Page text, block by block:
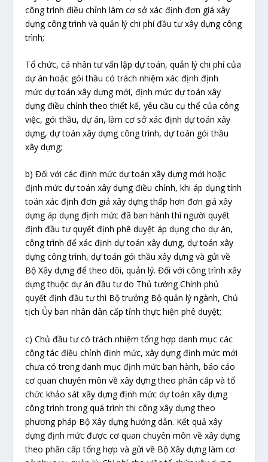
công trình điều chỉnh làm cơ sở xác định đơn giá xây
dựng công trình và quản lý chi phí đầu tư xây dựng công
trình;
Tổ chức, cá nhân tư vấn lập dự toán, quản lý chi phí của
dự án hoặc gói thầu có trách nhiệm xác định định
mức dự toán xây dựng mới, định mức dự toán xây
dựng điều chỉnh theo thiết kế, yêu cầu cụ thể của công
việc, gói thầu, dự án, làm cơ sở xác định dự toán xây
dựng, dự toán xây dựng công trình, dự toán gói thầu
xây dựng;
b)Đối với các định mức dự toán xây dựng mới hoặc
định mức dự toán xây dựng điều chỉnh, khi áp dụng tính
toán xác định đơn giá xây dựng thấp hơn đơn giá xây
dựng áp dụng định mức đã ban hành thì người quyết
định đầu tư quyết định phê duyệt áp dụng cho dự án,
công trình để xác định dự toán xây dựng, dự toán xây
dựng công trình, dự toán gói thầu xây dựng và gửi về
Bộ Xây dựng để theo dõi, quản lý. Đối với công trình xây
dựng thuộc dự án đầu tư do Thủ tướng Chính phủ
quyết định đầu tư thì Bộ trưởng Bộ quản lý ngành, Chủ
tịch Ủy ban nhân dân cấp tỉnh thực hiện phê duyệt;
c) Chủ đầu tư có trách nhiệm tổng hợp danh mục các
công tác điều chỉnh định mức, xây dựng định mức mới
chưa có trong danh mục định mức ban hành, báo cáo
cơ quan chuyên môn về xây dựng theo phân cấp và tổ
chức khảo sát xây dựng định mức dự toán xây dựng
công trình trong quá trình thi công xây dựng theo
phương pháp Bộ Xây dựng hướng dẫn. Kết quả xây
dựng định mức được cơ quan chuyên môn về xây dựng
theo phân cấp tổng hợp và gửi về Bộ Xây dựng làm cơ